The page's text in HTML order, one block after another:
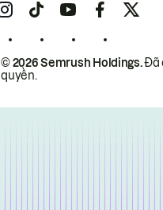
© 2026 Semrush Holdings.Đã
quyền.